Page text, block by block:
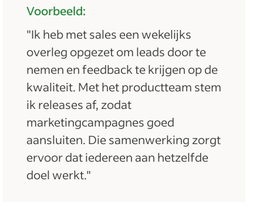
Voorbeeld:
"Ik heb met sales een wekelijks
overleg opgezet om leads door te
nemen en feedback te krijgen op de
kwaliteit. Met het productteam stem
ik releases af, zodat
marketingcampagnes goed
aansluiten. Die samenwerking zorgt
ervoor dat iedereen aan hetzelfde
doel werkt."